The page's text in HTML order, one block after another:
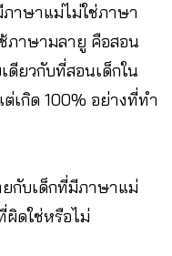
าษาแม่ไม่ใช่ภาษา
ภาษามลายู คือสอน
ดียวกับที่สอนเด็กใน
เกิด 100% อย่างที่ทำ
กับเด็กที่มีภาษาแม่
ผิดใช่หรือไม่